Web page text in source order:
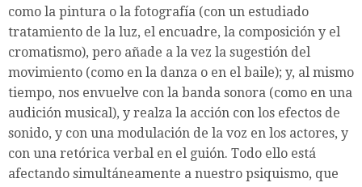
como la pintura o la fotografía (con un estudiado
tratamiento de la luz, el encuadre, la composición y el
cromatismo), pero añade a la vez la sugestión del
movimiento (como en la danza o en el baile); y, al mismo
tiempo, nos envuelve con la banda sonora (como en una
audición musical), y realza la acción con los efectos de
sonido, y con una modulación de la voz en los actores, y
con una retórica verbal en el guión. Todo ello está
afectando simultáneamente a nuestro psiquismo, que